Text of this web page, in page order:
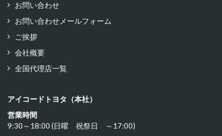
お問い合わせ
お問い合わせメールフォーム
ご挨拶
会社概要
全国代理店一覧
アイコードトヨタ（本社）
営業時間
9:30～18:00 (日曜 祝祭日 ～17:00)